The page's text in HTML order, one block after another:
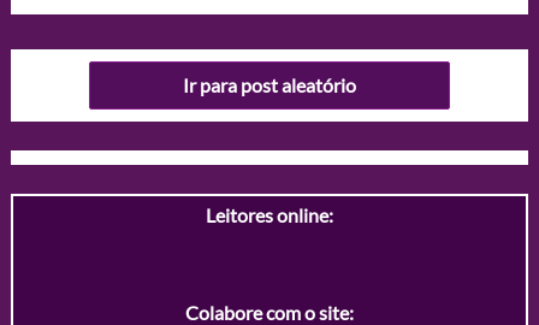
Ir para post aleatório
Leitores online:
Colabore com o site: